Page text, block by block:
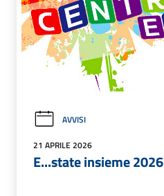
AVVISI
21 APRILE 2026
E...state insieme 2026